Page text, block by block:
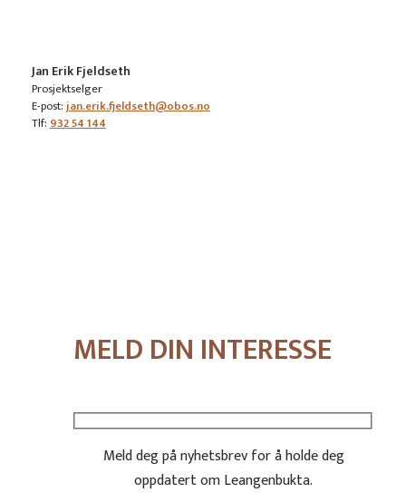
Jan Erik Fjeldseth
Prosjektselger
E-post:jan.erik.fjeldseth@obos.no
Tlf:932 54 144
MELD DIN INTERESSE
Meld deg på nyhetsbrev for å holde deg
oppdatert om Leangenbukta.